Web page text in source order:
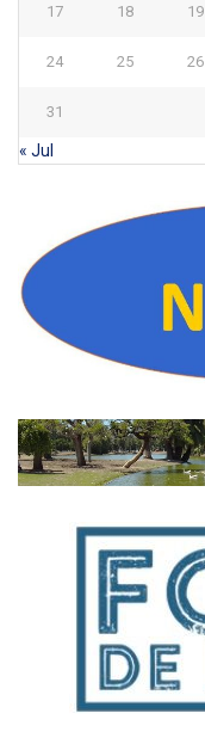
17 18 19
24 25 26
31
« Jul